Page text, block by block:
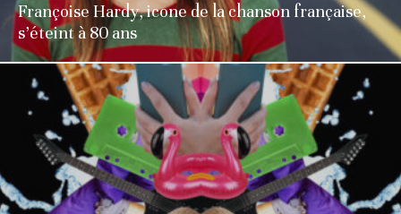
Françoise Hardy, icone de la chanson française,
s’éteint à 80 ans